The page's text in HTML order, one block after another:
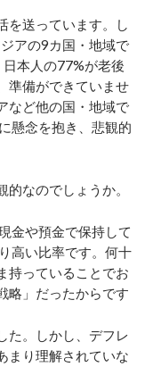
を送っています。し
アの9カ国・地域で
本人の77%が老後
準備ができていませ
など他の国・地域で
懸念を抱き、悲観的
なのでしょうか。
金や預金で保持して
高い比率です。何十
持っていることでお
略」だったからです
た。しかし、デフレ
まり理解されていな